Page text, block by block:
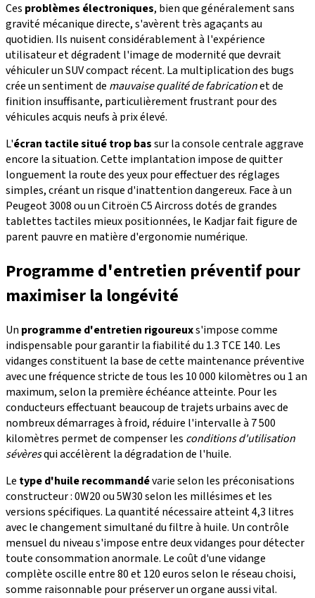
Ces problèmes électroniques, bien que généralement sans
gravité mécanique directe, s'avèrent très agaçants au
quotidien. Ils nuisent considérablement à l'expérience
utilisateur et dégradent l'image de modernité que devrait
véhiculer un SUV compact récent. La multiplication des bugs
crée un sentiment de mauvaise qualité de fabricationet de
finition insuffisante, particulièrement frustrant pour des
véhicules acquis neufs à prix élevé.
L'écran tactile situé trop bassur la console centrale aggrave
encore la situation. Cette implantation impose de quitter
longuement la route des yeux pour effectuer des réglages
simples, créant un risque d'inattention dangereux. Face à un
Peugeot 3008 ou un Citroën C5 Aircross dotés de grandes
tablettes tactiles mieux positionnées, le Kadjar fait figure de
parent pauvre en matière d'ergonomie numérique.
Programme d'entretien préventif pour
maximiser la longévité
Un programme d'entretien rigoureuxs'impose comme
indispensable pour garantir la fiabilité du 1.3 TCE 140. Les
vidanges constituent la base de cette maintenance préventive
avec une fréquence stricte de tous les 10 000 kilomètres ou 1 an
maximum, selon la première échéance atteinte. Pour les
conducteurs effectuant beaucoup de trajets urbains avec de
nombreux démarrages à froid, réduire l'intervalle à 7 500
kilomètres permet de compenser les conditions d'utilisation
sévèresqui accélèrent la dégradation de l'huile.
Le type d'huile recommandévarie selon les préconisations
constructeur : 0W20 ou 5W30 selon les millésimes et les
versions spécifiques. La quantité nécessaire atteint 4,3 litres
avec le changement simultané du filtre à huile. Un contrôle
mensuel du niveau s'impose entre deux vidanges pour détecter
toute consommation anormale. Le coût d'une vidange
complète oscille entre 80 et 120 euros selon le réseau choisi,
somme raisonnable pour préserver un organe aussi vital.